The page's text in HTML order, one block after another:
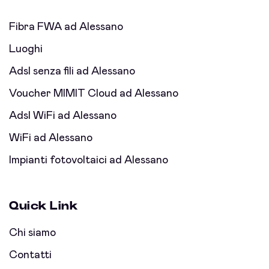
Fibra FWA ad Alessano
Luoghi
Adsl senza fili ad Alessano
Voucher MIMIT Cloud ad Alessano
Adsl WiFi ad Alessano
WiFi ad Alessano
Impianti fotovoltaici ad Alessano
Quick Link
Chi siamo
Contatti